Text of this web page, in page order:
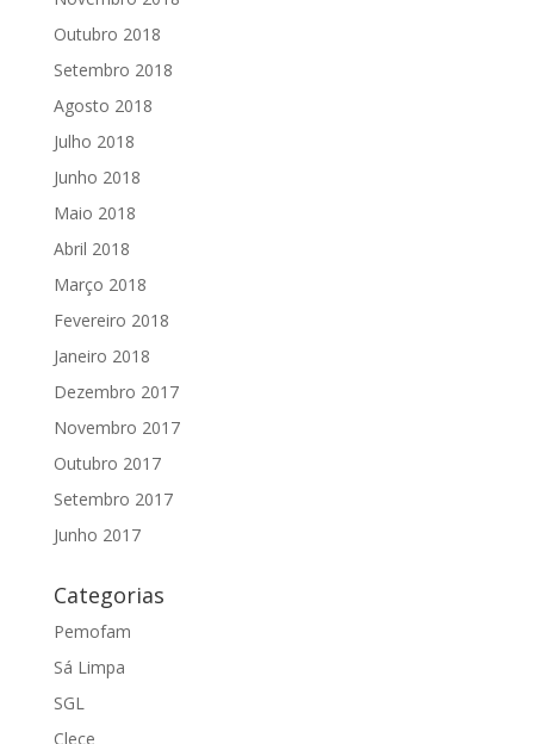
Outubro 2018
Setembro 2018
Agosto 2018
Julho 2018
Junho 2018
Maio 2018
Abril 2018
Março 2018
Fevereiro 2018
Janeiro 2018
Dezembro 2017
Novembro 2017
Outubro 2017
Setembro 2017
Junho 2017
Categorias
Pemofam
Sá Limpa
SGL
Clece